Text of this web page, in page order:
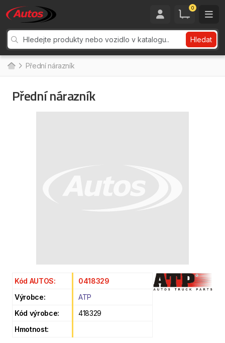
0
Hledat
Přední nárazník
Přední nárazník
Kód AUTOS:
0418329
Výrobce:
ATP
Kód výrobce:
418329
Hmotnost: